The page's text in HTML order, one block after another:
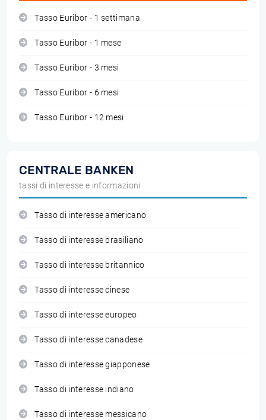
Tasso Euribor - 1 settimana
Tasso Euribor - 1 mese
Tasso Euribor - 3 mesi
Tasso Euribor - 6 mesi
Tasso Euribor - 12 mesi
CENTRALE BANKEN
tassi di interesse e informazioni
Tasso di interesse americano
Tasso di interesse brasiliano
Tasso di interesse britannico
Tasso di interesse cinese
Tasso di interesse europeo
Tasso di interesse canadese
Tasso di interesse giapponese
Tasso di interesse indiano
Tasso di interesse messicano